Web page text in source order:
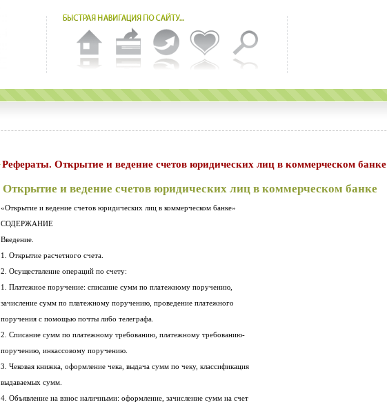
Рефераты. Открытие и ведение счетов юридических лиц в коммерческом банке
Открытие и ведение счетов юридических лиц в коммерческом банке
«Открытие и ведение счетов юридических лиц в коммерческом банке»
СОДЕРЖАНИЕ
Введение.
1. Открытие расчетного счета.
2. Осуществление операций по счету:
1. Платежное поручение: списание сумм по платежному поручению,
зачисление сумм по платежному поручению, проведение платежного
поручения с помощью почты либо телеграфа.
2. Списание сумм по платежному требованию, платежному требованию-
поручению, инкассовому поручению.
3. Чековая книжка, оформление чека, выдача сумм по чеку, классификация
выдаваемых сумм.
4. Объявление на взнос наличными: оформление, зачисление сумм на счет